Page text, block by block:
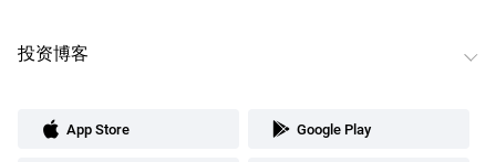
投资博客
App Store Google Play